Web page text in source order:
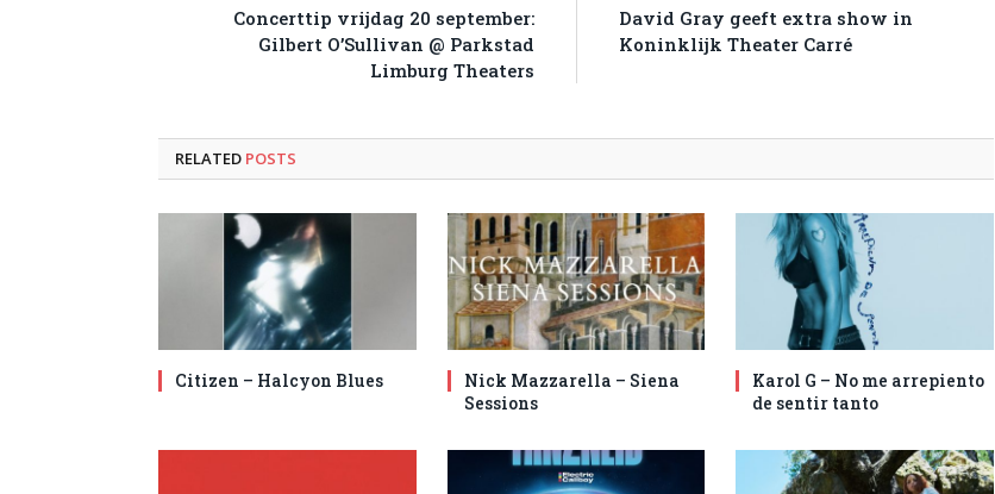
Concerttip vrijdag 20 september:
Gilbert O’Sullivan @ Parkstad
Limburg Theaters
David Gray geeft extra show in
Koninklijk Theater Carré
RELATED POSTS
Citizen – Halcyon Blues
Nick Mazzarella – Siena
Sessions
Karol G – No me arrepiento
de sentir tanto